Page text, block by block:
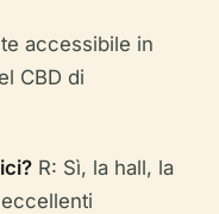
accessibile in
CBD di
R: Sì, la hall, la